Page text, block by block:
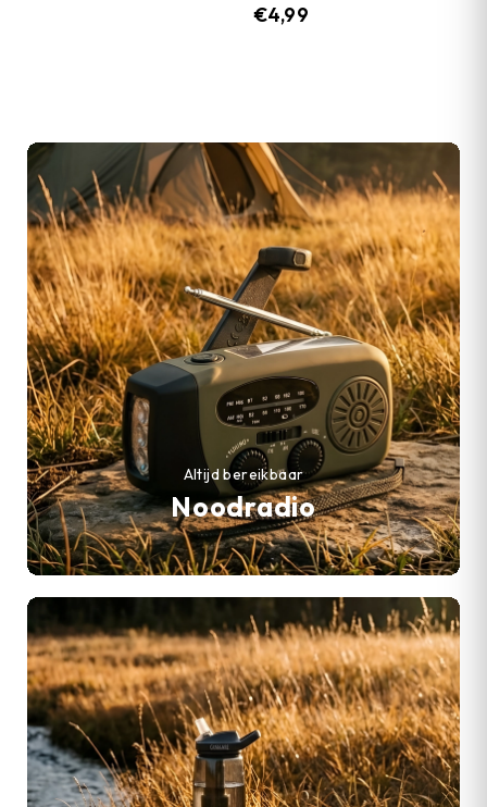
€4,99
Noodradio
Altijd bereikbaar